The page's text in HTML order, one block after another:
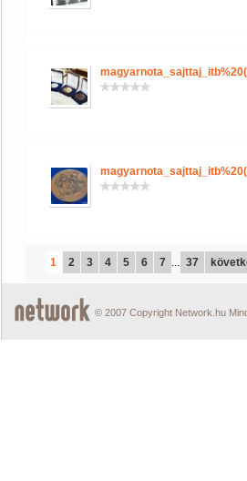
1 2 3 4 5 6 7 ... 37
© 2007 Copyright Network.hu